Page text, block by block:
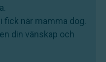
fick när mamma dog.
din vänskap och